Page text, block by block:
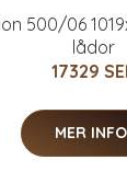
500/06
lådor
17329
MER